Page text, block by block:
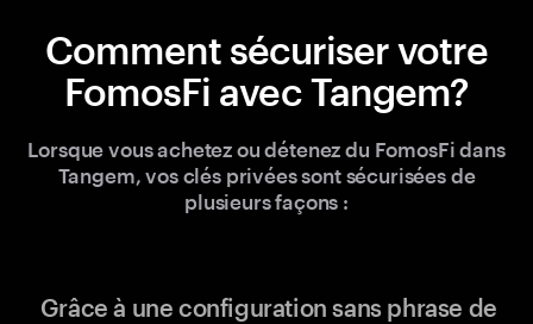
Comment sécuriser votre
FomosFi avec Tangem?
Lorsque vous achetez ou détenez du FomosFi dans
Tangem, vos clés privées sont sécurisées de
plusieurs façons :
Grâce à une configuration sans phrase de